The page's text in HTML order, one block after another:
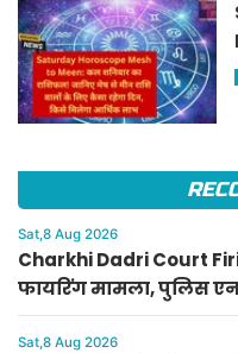
Sat,8 Aug 2026
Charkhi Dadri Court
फायरिंग मामला, पुलिस
गोली; 3 गिरफ्तार
Sat,8 Aug 2026